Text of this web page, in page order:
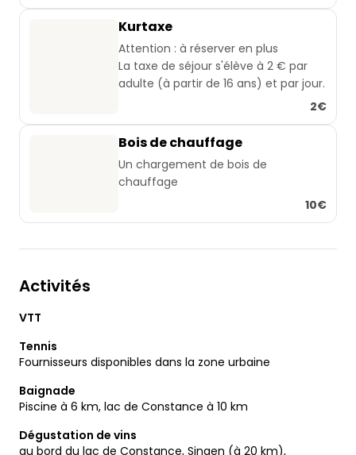
comportement des cerfs, et pourrez
nourrissage. Une expérience nature
unique pour tous ceux qui souhaitent
observer nos animaux de près !
vendredis à 8h15.
Kurtaxe
Attention : à réserver en plus
La taxe de séjour s'élève à 2 € par
adulte (à partir de 16 ans) et par jour.
2€
Bois de chauffage
Un chargement de bois de
chauffage
10€
Activités
VTT
Tennis
Fournisseurs disponibles dans la zone urbaine
Baignade
Piscine à 6 km, lac de Constance à 10 km
Dégustation de vins
au bord du lac de Constance, Singen (à 20 km),